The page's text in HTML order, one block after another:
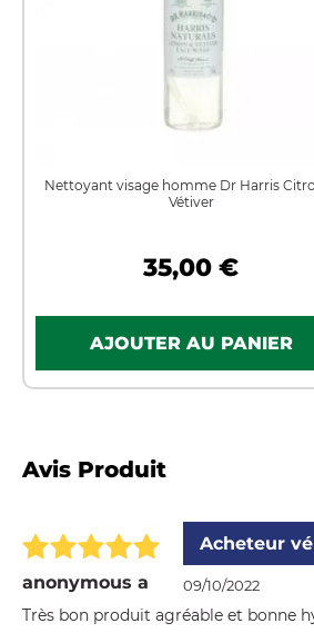
Nettoyant visage homme Dr Harris
Vétiver
35,00 €
Avis Produit
anonymous a
Acheteur
09/10/2022
Très bon produit agréable et bonne